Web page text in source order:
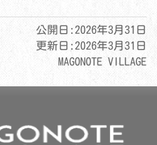
公開日: 2026年3月31日
更新日:2026年3月31日
MAGONOTE VILLAGE